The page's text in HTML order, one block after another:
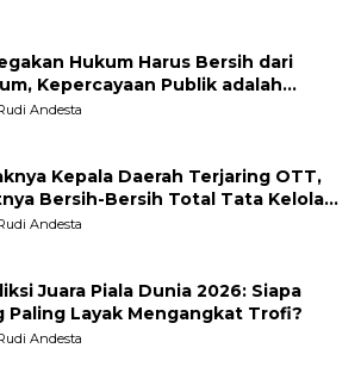
Hukum Harus Bersih dari
Kepercayaan Publik adalah
Andesta
Kepala Daerah Terjaring OTT,
Bersih-Bersih Total Tata Kelola
Andesta
Juara Piala Dunia 2026: Siapa
Paling Layak Mengangkat Trofi?
Andesta